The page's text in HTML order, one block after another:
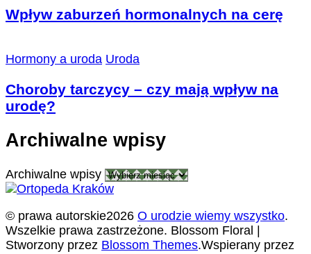
Wpływ zaburzeń hormonalnych na cerę
Hormony a uroda Uroda
Choroby tarczycy – czy mają wpływ na
urodę?
Archiwalne wpisy
Archiwalne wpisy
© prawa autorskie2026 O urodzie wiemy wszystko.
Wszelkie prawa zastrzeżone. Blossom Floral |
Stworzony przez Blossom Themes.Wspierany przez